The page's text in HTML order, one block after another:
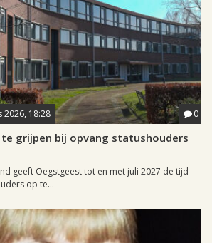
2026, 18:28 0
grijpen bij opvang statushouders
geeft Oegstgeest tot en met juli 2027 de tijd
op te...